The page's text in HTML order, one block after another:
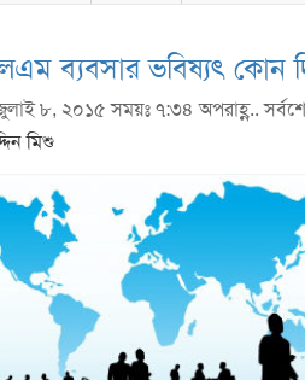
ব্যবসার ভবিষ্যৎ কোন
৮, ২০১৫ সময়ঃ ৭:৩৪ অপরাহ্ণ..
মিশু